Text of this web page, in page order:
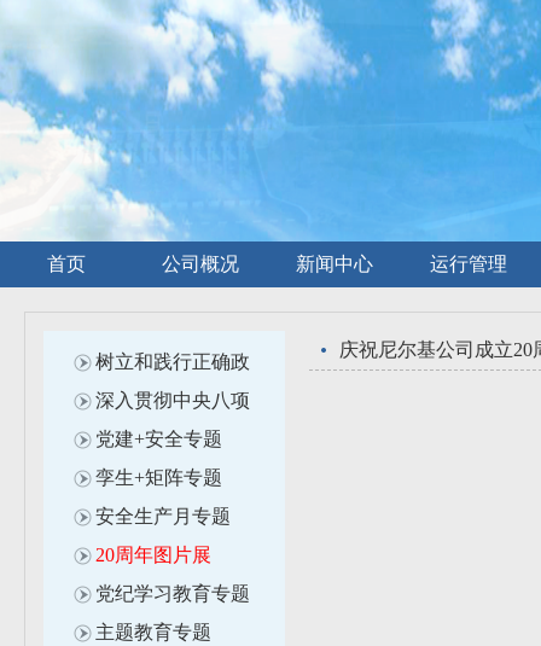
首页 公司概况 新闻中心 运行管理
树立和践行正确政
深入贯彻中央八项
党建+安全专题
孪生+矩阵专题
安全生产月专题
20周年图片展
党纪学习教育专题
主题教育专题
庆祝尼尔基公司成立20